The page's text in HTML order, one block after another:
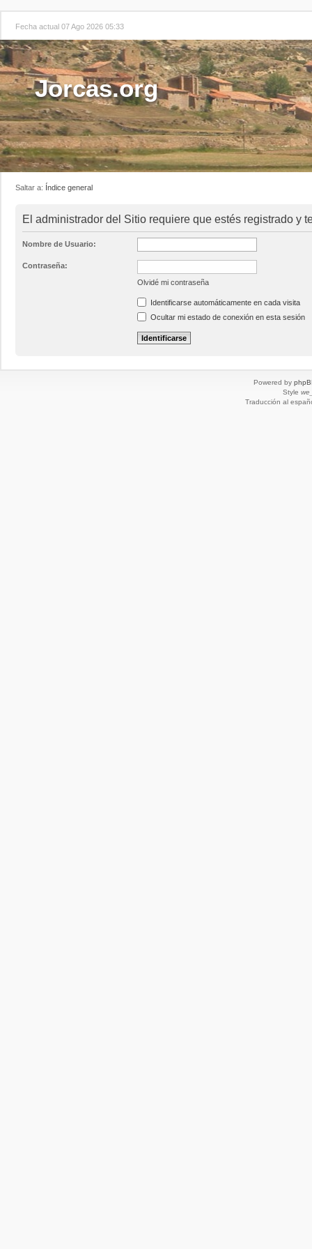
Fecha actual 07 Ago 2026 05:33
Jorcas.org
Saltar a: Índice general
El administrador del Sitio requiere que estés registrado y
Nombre de Usuario:
Contraseña:
Olvidé mi contraseña
Identificarse automáticamente en cada visita
Ocultar mi estado de conexión en esta sesión
Powered by
Style
Traducción al